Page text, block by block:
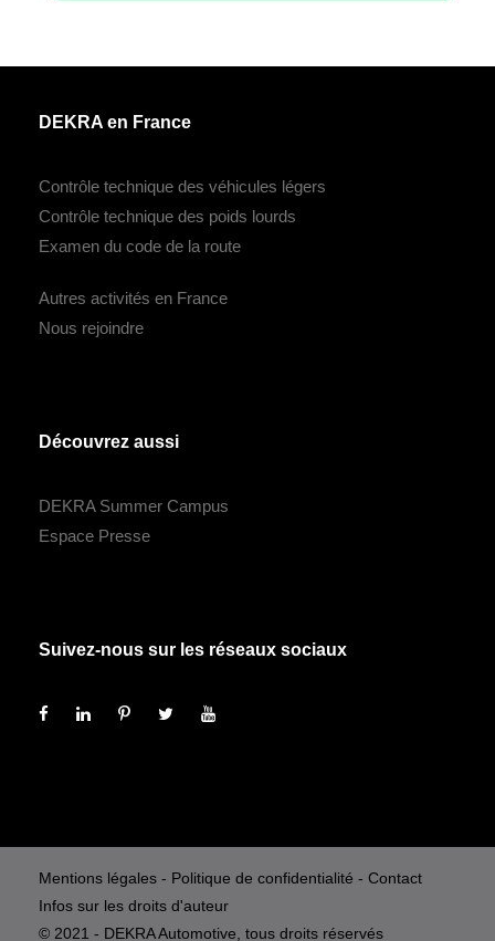
DEKRA en France
Contrôle technique des véhicules légers
Contrôle technique des poids lourds
Examen du code de la route
Autres activités en France
Nous rejoindre
Découvrez aussi
DEKRA Summer Campus
Espace Presse
Suivez-nous sur les réseaux sociaux
Mentions légales - Politique de confidentialité - Contact
Infos sur les droits d'auteur
© 2021 - DEKRA Automotive, tous droits réservés